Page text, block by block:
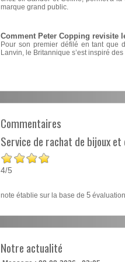
marque grand public.
Comment Peter Copping revisite
Pour son premier défilé en tant que
Lanvin, le Britannique s’est inspiré
Commentaires
Service de rachat de bijoux
4/5
note établie sur la base de 5
Notre actualité